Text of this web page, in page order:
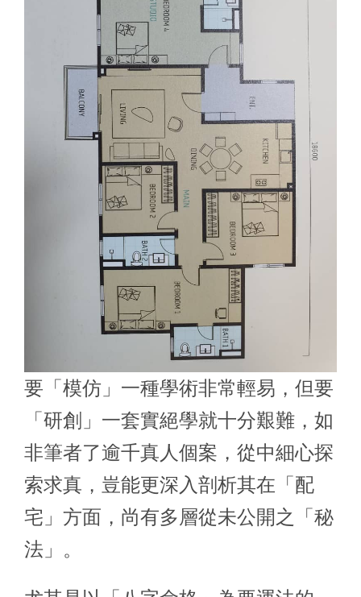
要「模仿」一種學術非常輕易，但要
「研創」一套實絕學就十分艱難，如
非筆者了逾千真人個案，從中細心探
索求真，豈能更深入剖析其在「配
宅」方面，尚有多層從未公開之「秘
法」。